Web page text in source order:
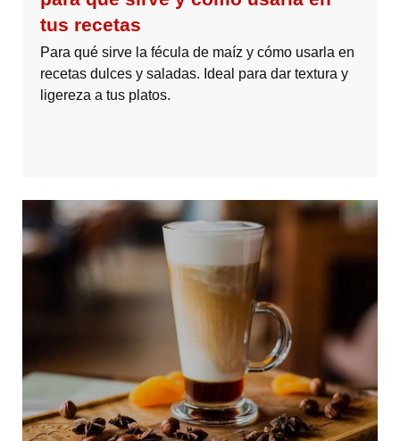
tus recetas
Para qué sirve la fécula de maíz y cómo usarla en
recetas dulces y saladas. Ideal para dar textura y
ligereza a tus platos.